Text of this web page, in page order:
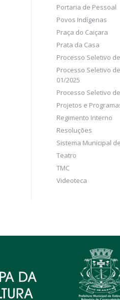
Portaria de Pessoal
Povos Indígenas
Praça do Caiçara
Prata da Casa
Processo Seletivo
Processo Seletivo
01/2025
Processo Seletivo
Projetos e
Regimento Interno
Resoluções
Sistema Municipal
Teatro
TMC
Videoteca